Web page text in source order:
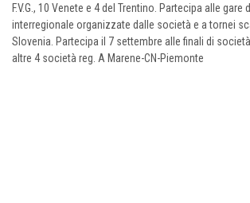
F.V.G., 10 Venete e 4 del Trentino. Partecipa alle gare
interregionale organizzate dalle società e a tornei
Slovenia. Partecipa il 7 settembre alle finali di
altre 4 società reg. A Marene-CN-Piemonte